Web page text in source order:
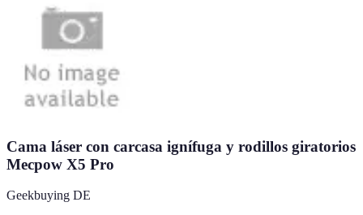
Cama láser con carcasa ignífuga y rodillos giratorios
Mecpow X5 Pro
Geekbuying DE